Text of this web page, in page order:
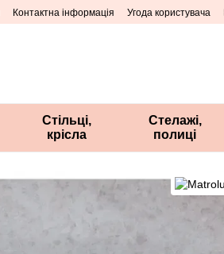
Контактна інформація Угода користувача
Стільці,
крісла
Стелажі,
полиці